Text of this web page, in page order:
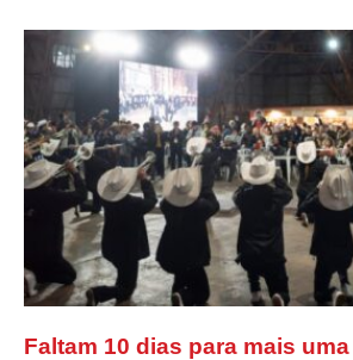
Faltam 10 dias para mais